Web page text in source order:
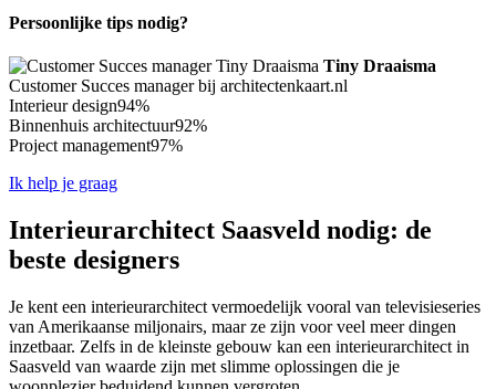
Persoonlijke tips nodig?
Tiny Draaisma
Customer Succes manager bij architectenkaart.nl
Interieur design94%
Binnenhuis architectuur92%
Project management97%
Ik help je graag
Interieurarchitect Saasveld nodig: de
beste designers
Je kent een interieurarchitect vermoedelijk vooral van televisieseries
van Amerikaanse miljonairs, maar ze zijn voor veel meer dingen
inzetbaar. Zelfs in de kleinste gebouw kan een interieurarchitect in
Saasveld van waarde zijn met slimme oplossingen die je